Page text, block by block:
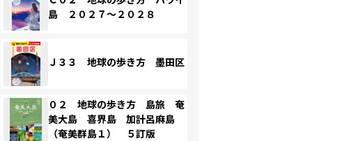
島 ２０２７～２０２８
Ｊ３３ 地球の歩き方 墨田区
０２ 地球の歩き方 島旅 奄
美大島 喜界島 加計呂麻島
（奄美群島１） ５訂版